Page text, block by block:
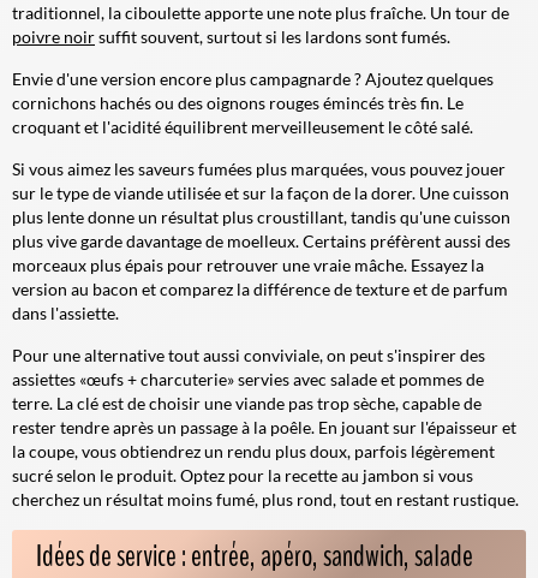
traditionnel, la ciboulette apporte une note plus fraîche. Un tour de
poivre noirsuffit souvent, surtout si les lardons sont fumés.
Envie d'une version encore plus campagnarde ? Ajoutez quelques
cornichons hachés ou des oignons rouges émincés très fin. Le
croquant et l'acidité équilibrent merveilleusement le côté salé.
Si vous aimez les saveurs fumées plus marquées, vous pouvez jouer
sur le type de viande utilisée et sur la façon de la dorer. Une cuisson
plus lente donne un résultat plus croustillant, tandis qu'une cuisson
plus vive garde davantage de moelleux. Certains préfèrent aussi des
morceaux plus épais pour retrouver une vraie mâche. Essayez la
version au bacon et comparez la différence de texture et de parfum
dans l'assiette.
Pour une alternative tout aussi conviviale, on peut s'inspirer des
assiettes «œufs + charcuterie» servies avec salade et pommes de
terre. La clé est de choisir une viande pas trop sèche, capable de
rester tendre après un passage à la poêle. En jouant sur l'épaisseur et
la coupe, vous obtiendrez un rendu plus doux, parfois légèrement
sucré selon le produit. Optez pour la recette au jambon si vous
cherchez un résultat moins fumé, plus rond, tout en restant rustique.
Idées de service : entrée, apéro, sandwich, salade